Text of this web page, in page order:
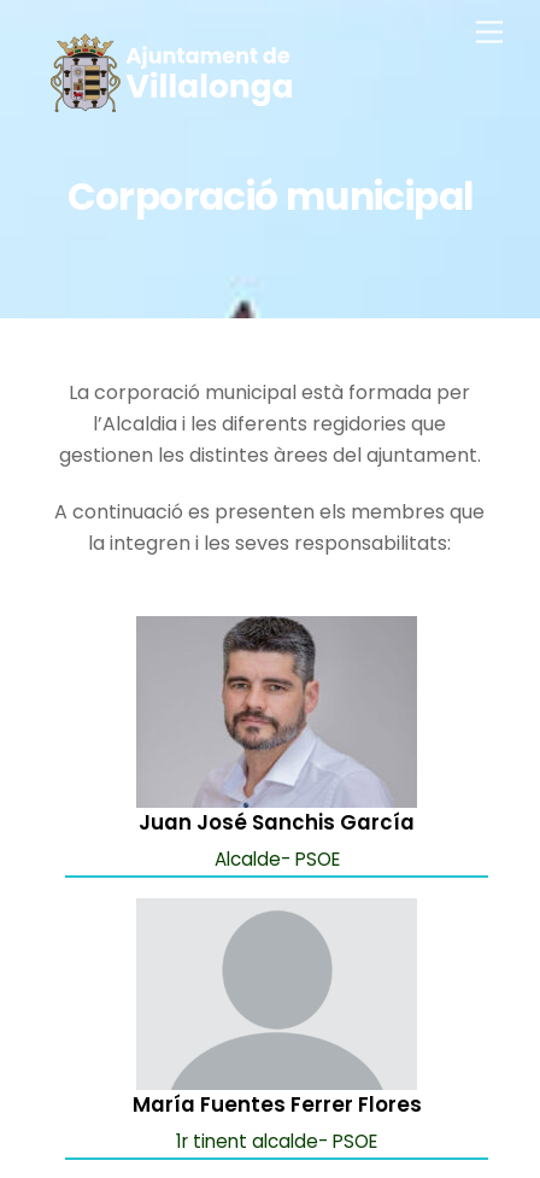
contingut
Corporació municipal
La corporació municipal està formada per
l’Alcaldia i les diferents regidories que
gestionen les distintes àrees del ajuntament.
A continuació es presenten els membres que
la integren i les seves responsabilitats:
Juan José Sanchis García
Alcalde- PSOE
María Fuentes Ferrer Flores
1r tinent alcalde- PSOE